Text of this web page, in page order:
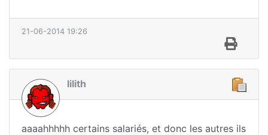
21-06-2014 19:26
lilith
aaaahhhhh certains salariés, et donc les autres ils